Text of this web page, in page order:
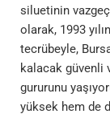
siluetinin
olarak, 1993
tecrübeyle,
kalacak güvenli
gururunu
yüksek hem de